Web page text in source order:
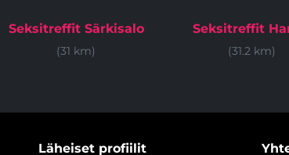
Seksitreffit Särkisalo
(31 km)
Seksitreffit
(31.2 km)
Läheiset profiilit